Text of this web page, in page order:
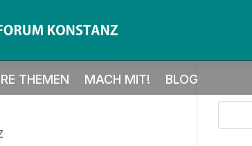
THEMEN MACH MIT! BLOG